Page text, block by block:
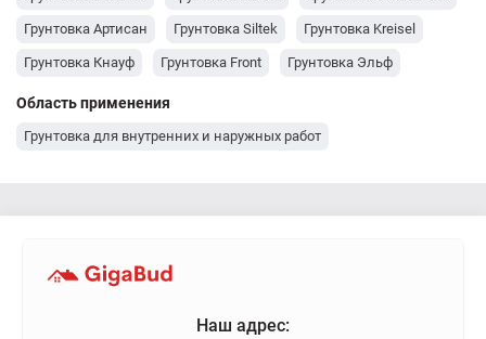
Грунтовка Артисан Грунтовка Siltek Грунтовка Kreisel
Грунтовка Кнауф Грунтовка Front Грунтовка Эльф
Грунтовка Polimin Грунтовка Eskaro
Грунтовка Bergauf Грунтовка AURA Грунтовка Anserglob
Область применения
Грунтовка для внутренних и наружных работ
Наш адрес: